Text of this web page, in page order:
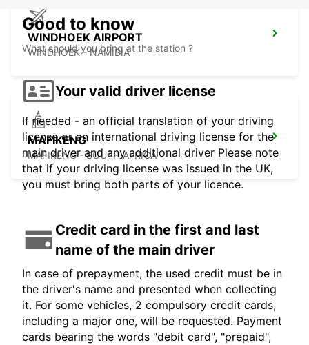
WINDHOEK AIRPORT
WINDHOEK - NAMIBIA
MAFIKENG
MAFIKENG - SOUTH AFRICA
Good to know
What should you bring at the station ?
Your valid driver license
If needed - an official translation of your driving
license or an international driving license for the
main driver and any additional driver Please note
that if your driving license was issued in the UK,
you must bring both parts of your licence.
Credit card in the first and last
name of the main driver
In case of prepayment, the used credit must be in
the driver's name and presented when collecting
it. For some vehicles, 2 compulsory credit cards,
including a major one, will be requested. Payment
cards bearing the words "debit card", "prepaid",